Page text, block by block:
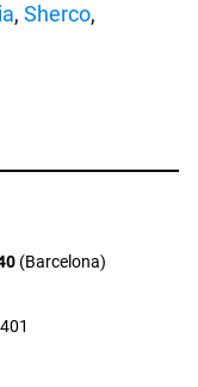
, Sherco,
(Barcelona)